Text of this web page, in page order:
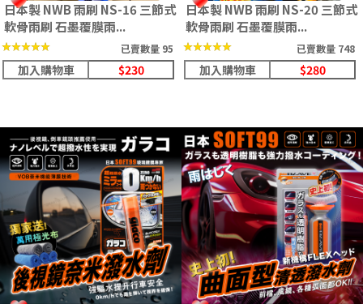
日本製 NWB 雨刷 NS-16 三節式
軟骨雨刷 石墨覆膜雨...
★★★★★
★★★★★ 已賣數量 95
加入購物車 $230
日本製 NWB 雨刷 NS-20 三節式
軟骨雨刷 石墨覆膜雨...
★★★★★
★★★★★ 已賣數量 748
加入購物車 $280